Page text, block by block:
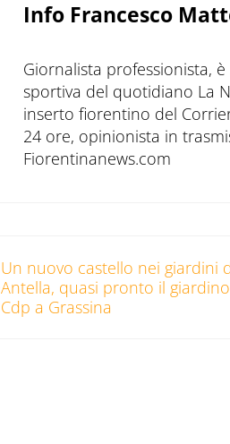
Info Francesco
Giornalista professionista,
sportiva del quotidiano La
inserto fiorentino del
24 ore, opinionista in
Fiorentinanews.com
Un nuovo castello nei giardini
Antella, quasi pronto il
Cdp a Grassina